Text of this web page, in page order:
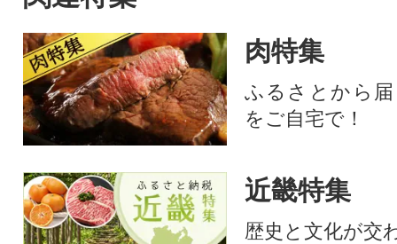
で、生食に近い食
の馬肉のお礼品で
肉特集
ふるさとから
をご自宅で！
近畿特集
歴史と文化が交